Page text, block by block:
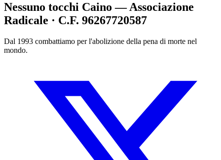
Nessuno tocchi Caino — Associazione
Radicale · C.F. 96267720587
Dal 1993 combattiamo per l'abolizione della pena di morte nel
mondo.